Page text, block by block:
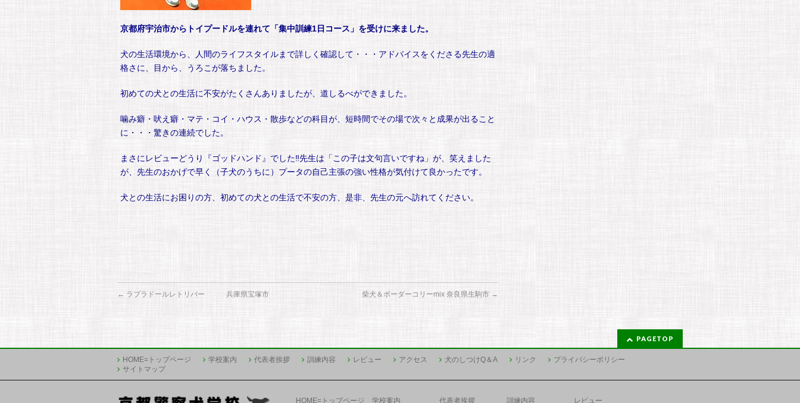
京都府宇治市からトイプードルを連れて「集中訓練1日コース」を受けに来ました。
犬の生活環境から、人間のライフスタイルまで詳しく確認して・・・アドバイスをくださる先生の適
格さに、目から、うろこが落ちました。
初めての犬との生活に不安がたくさんありましたが、道しるべができました。
噛み癖・吠え癖・マテ・コイ・ハウス・散歩などの科目が、短時間でその場で次々と成果が出ること
に・・・驚きの連続でした。
まさにレビューどうり『ゴッドハンド』でした‼先生は「この子は文句言いですね」が、笑えました
が、先生のおかげで早く（子犬のうちに）プータの自己主張の強い性格が気付けて良かったです。
犬との生活にお困りの方、初めての犬との生活で不安の方、是非、先生の元へ訪れてください。
← ラブラドールレトリバー 兵庫県宝塚市 柴犬＆ボーダーコリーmix 奈良県生駒市 →
PAGETOP
HOME=トップページ 学校案内 代表者挨拶 訓練内容 レビュー アクセス 犬のしつけQ＆A リンク
プライバシーポリシー
サイトマップ
HOME=トップページ 学校案内 代表者挨拶 訓練内容 レビュー